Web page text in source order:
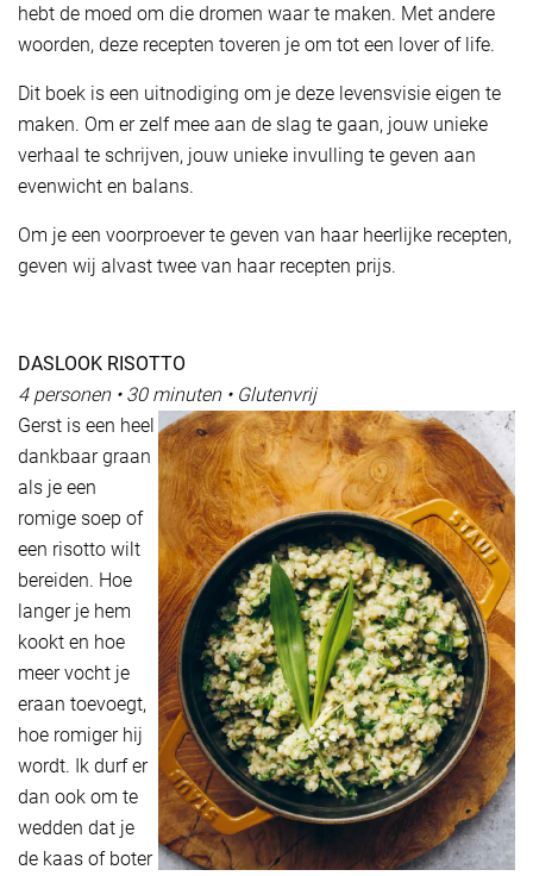
hebt de moed om die dromen waar te maken. Met andere
woorden, deze recepten toveren je om tot een lover of life.
Dit boek is een uitnodiging om je deze levensvisie eigen te
maken. Om er zelf mee aan de slag te gaan, jouw unieke
verhaal te schrijven, jouw unieke invulling te geven aan
evenwicht en balans.
Om je een voorproever te geven van haar heerlijke recepten,
geven wij alvast twee van haar recepten prijs.
DASLOOK RISOTTO
4 personen • 30 minuten • Glutenvrij
Gerst is een heel
dankbaar graan
als je een
romige soep of
een risotto wilt
bereiden. Hoe
langer je hem
kookt en hoe
meer vocht je
eraan toevoegt,
hoe romiger hij
wordt. Ik durf er
dan ook om te
wedden dat je
de kaas of boter